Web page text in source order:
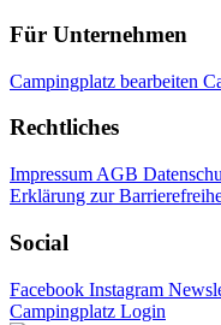
Für Unternehmen
Campingplatz bearbeiten
Rechtliches
Impressum AGB
Erklärung zur
Social
Facebook Instagram
Campingplatz Login